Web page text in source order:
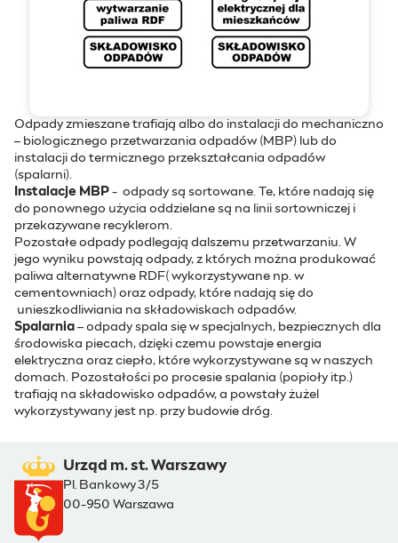
Odpady zmieszane trafiają albo do instalacji do mechaniczno
– biologicznego przetwarzania odpadów (MBP) lub do
instalacji do termicznego przekształcania odpadów
(spalarni).
Instalacje MBP - odpady są sortowane. Te, które nadają się
do ponownego użycia oddzielane są na linii sortowniczej i
przekazywane recyklerom.
Pozostałe odpady podlegają dalszemu przetwarzaniu. W
jego wyniku powstają odpady, z których można produkować
paliwa alternatywne RDF( wykorzystywane np. w
cementowniach) oraz odpady, które nadają się do
unieszkodliwiania na składowiskach odpadów.
Spalarnia – odpady spala się w specjalnych, bezpiecznych dla
środowiska piecach, dzięki czemu powstaje energia
elektryczna oraz ciepło, które wykorzystywane są w naszych
domach. Pozostałości po procesie spalania (popioły itp.)
trafiają na składowisko odpadów, a powstały żużel
wykorzystywany jest np. przy budowie dróg.
Urząd m. st. Warszawy
Pl. Bankowy 3/5
00-950 Warszawa